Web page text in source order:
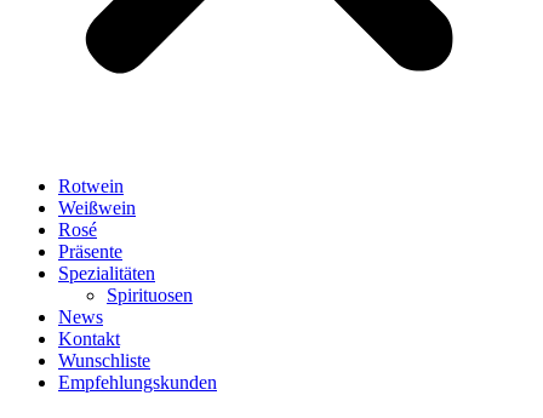
Rotwein
Weißwein
Rosé
Präsente
Spezialitäten
Spirituosen
News
Kontakt
Wunschliste
Empfehlungskunden